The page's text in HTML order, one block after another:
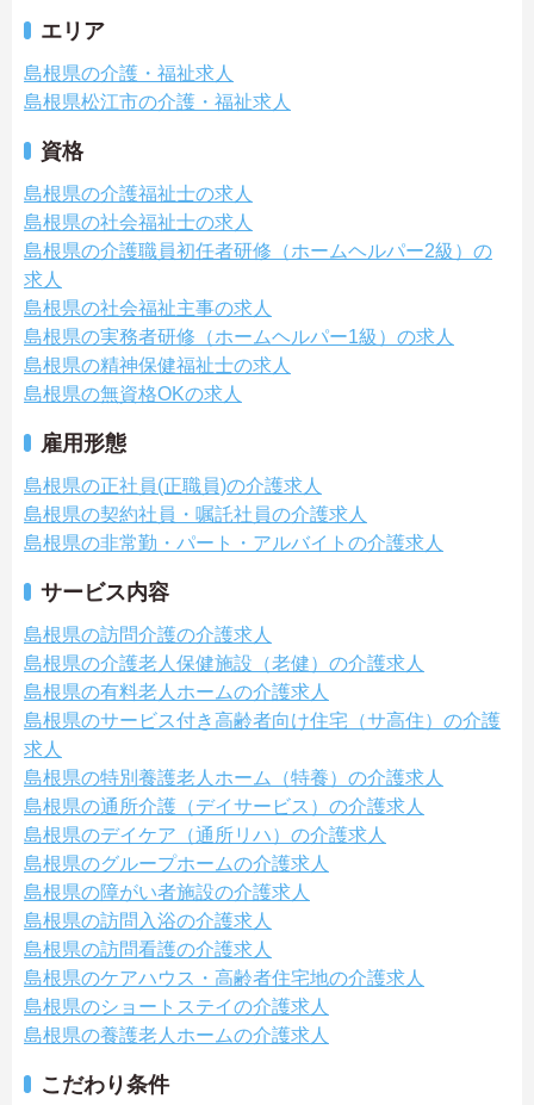
エリア
島根県の介護・福祉求人
島根県松江市の介護・福祉求人
資格
島根県の介護福祉士の求人
島根県の社会福祉士の求人
島根県の介護職員初任者研修（ホームヘルパー2級）の
求人
島根県の社会福祉主事の求人
島根県の実務者研修（ホームヘルパー1級）の求人
島根県の精神保健福祉士の求人
島根県の無資格OKの求人
雇用形態
島根県の正社員(正職員)の介護求人
島根県の契約社員・嘱託社員の介護求人
島根県の非常勤・パート・アルバイトの介護求人
サービス内容
島根県の訪問介護の介護求人
島根県の介護老人保健施設（老健）の介護求人
島根県の有料老人ホームの介護求人
島根県のサービス付き高齢者向け住宅（サ高住）の介護
求人
島根県の特別養護老人ホーム（特養）の介護求人
島根県の通所介護（デイサービス）の介護求人
島根県のデイケア（通所リハ）の介護求人
島根県のグループホームの介護求人
島根県の障がい者施設の介護求人
島根県の訪問入浴の介護求人
島根県の訪問看護の介護求人
島根県のケアハウス・高齢者住宅地の介護求人
島根県のショートステイの介護求人
島根県の養護老人ホームの介護求人
こだわり条件